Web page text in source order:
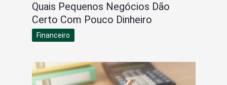
Quais Pequenos Negócios Dão
Certo Com Pouco Dinheiro
Financeiro